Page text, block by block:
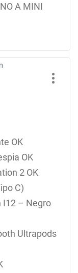
A MINI
OK
OK
2 OK
C)
I12 – Negro
Ultrapods